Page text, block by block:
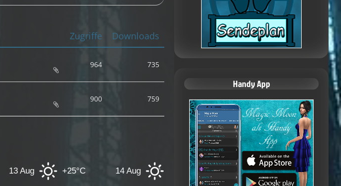
Zugriffe Downloads
964 735
900 759
+25°C 14 Aug +30°C Berlin 8 Aug +22°C 9
Handy App